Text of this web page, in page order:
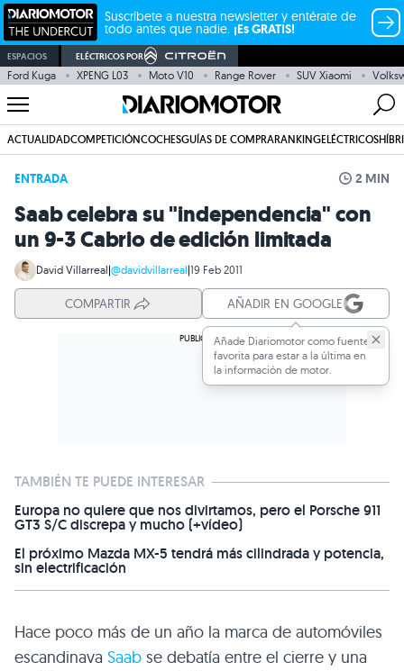
Suscríbete a nuestra newsletter y entérate de
todo antes que nadie. ¡Es GRATIS!
ESPACIOS ELÉCTRICOS POR
Ford Kuga XPENG L03 Moto V10 Range Rover SUV Xiaomi
ACTUALIDADCOMPETICIÓNCOCHESGUÍAS DE COMPRARANKINGELÉCTRICOS
ENTRADA 2 MIN
Saab celebra su "independencia" con
un 9-3 Cabrio de edición limitada
David Villarreal|@davidvillarreal|19 Feb 2011
COMPARTIR AÑADIR EN GOOGLE
Añade Diariomotor como fuente
favorita para estar a la última en
la información de motor.
TAMBIÉN TE PUEDE INTERESAR
Europa no quiere que nos divirtamos, pero el Porsche 911
GT3 S/C discrepa y mucho (+vídeo)
El próximo Mazda MX-5 tendrá más cilindrada y potencia,
sin electrificación
Hace poco más de un año la marca de automóviles
escandinava Saab se debatía entre el cierre y una